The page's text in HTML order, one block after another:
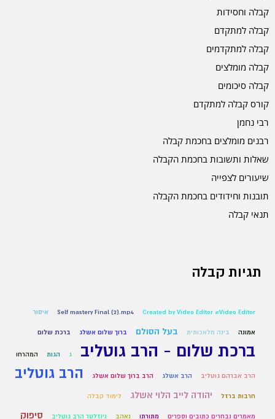
קבלה וחסידות
קבלה למתקדם
קבלה למתקדמים
קבלה מומלצים
קבלה סיכומים
קורס קבלה למתקדם
רבי נחמן
רבנים מומלצים בחכמת קבלה
שאלות ותשובות בחכמת הקבלה
שיעורים לצפייה
תובנות וחידודים בחכמת הקבלה
תנאי קבלה
תגיות קבלה
Created by Video Editor #Video Editor
Self mastery Final (2).mp4 איסור
אמונה בינה מלאכותית בעל הסולם ברוך שלום אשלג ברכת שלום
ברכת שלום - הרב גוטליב ג הגות המהרחו
הרב אברהם גוטליב הרב אשלג הרב ברוך שלום אשלג הרב גוטליב
חרבות ברזל יהודה לייב הלוי אשלג לימוד קבלה
מאמרים נבחרים כתובים וספרים מתורתו נאהב ניוזלטר הרב גוטליב סיפוק